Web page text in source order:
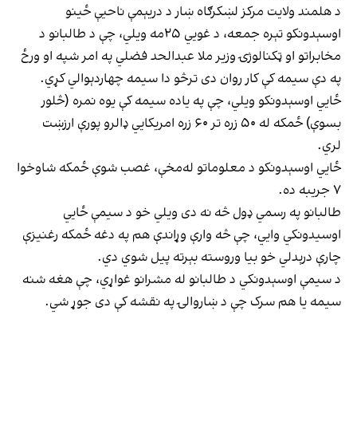
د هلمند ولایت مرکز لښکرګاه ښار د دریېمې ناحیې ځینو
اوسېدونکو تېره جمعه، د غويي ۲۵مه ویلي، چې د طالبانو د
مخابراتو او ټکنالوژۍ وزیر ملا عبدالحد فضلي په امر شپه او ورځ
په دې سیمه کې کار روان دی ترڅو دا سیمه چهاردېوالي کړي.
ځايي اوسېدونکو ویلي، چې په یاده سیمه کې یوه نمره (څلور
بسوې) ځمکه له ۵۰ زره تر ۶۰ زره امریکايي ډالرو پورې ارزښت
لري.
ځايي اوسېدونکو د معلوماتو له‌مخې، غصب شوې ځمکه شاوخوا
۷ جریبه ده.
طالبانو په رسمي ډول څه نه دی ویلي خو د سیمې ځايي
اوسیدونکي وايي، چې څه وارې وړاندې هم په دغه ځمکه رغنیزې
چارې درېدلي خو بیا وروسته بېرته پیل شوي دي.
د سیمې اوسېدونکي د طالبانو له مشرانو غواړي، چې هغه شنه
سیمه یا هم سرک چې د ښاروالۍ په نقشه کې دی جوړ شي.